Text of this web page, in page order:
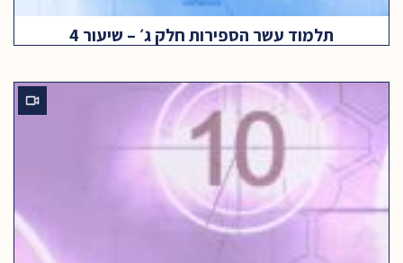
תלמוד עשר הספירות חלק ג׳ – שיעור 4